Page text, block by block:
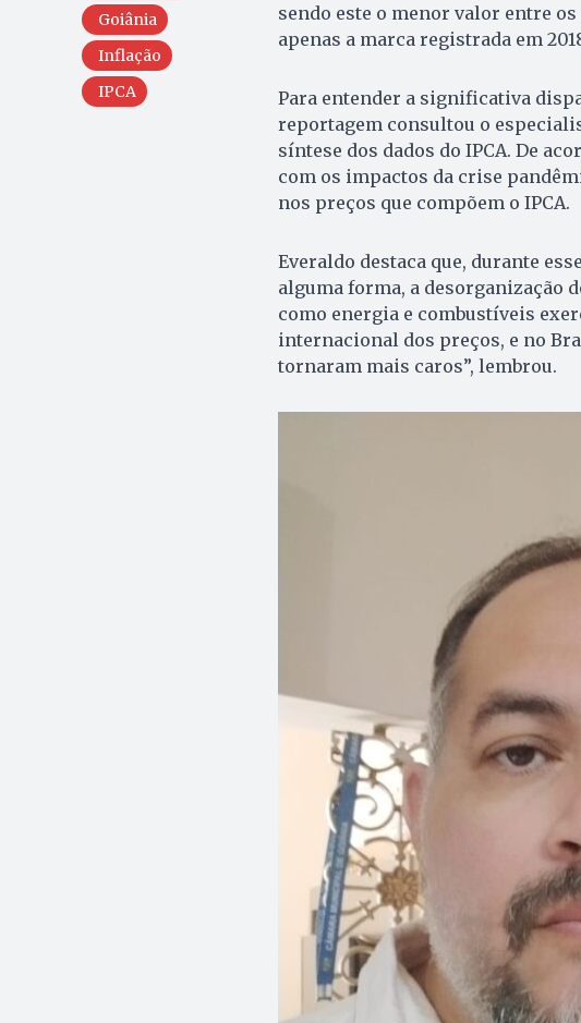
Goiânia
Inflação
IPCA
sendo este o menor valor entre
apenas a marca registrada em
Para entender a significativa
reportagem consultou o
síntese dos dados do IPCA. De
com os impactos da crise
nos preços que compõem o IPCA.
Everaldo destaca que, durante
alguma forma, a desorganização
como energia e combustíveis
internacional dos preços, e no
tornaram mais caros”, lembrou.